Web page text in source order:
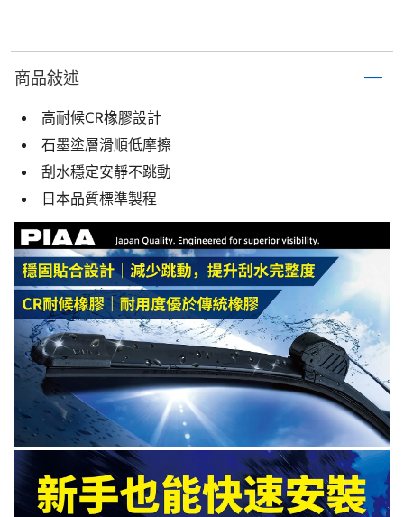
商品敍述
高耐候CR橡膠設計
石墨塗層滑順低摩擦
刮水穩定安靜不跳動
日本品質標準製程